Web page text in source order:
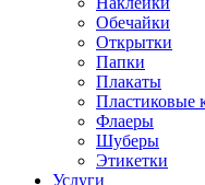
Обечайки
Открытки
Папки
Плакаты
Пластиковые
Флаеры
Шуберы
Этикетки
Услуги